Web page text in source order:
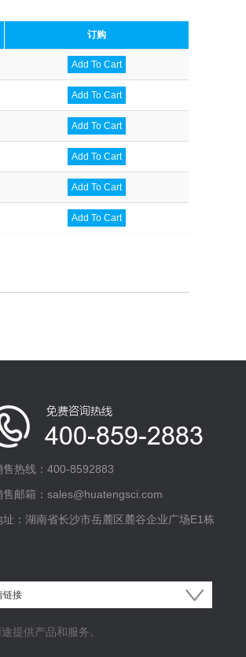
订购
Add To Cart
Add To Cart
Add To Cart
Add To Cart
Add To Cart
Add To Cart
售热线：400-8592883
售邮箱：sales@huatengsci.com
址：湖南省长沙市岳麓区麓谷企业广场E1栋
提供产品和服务。